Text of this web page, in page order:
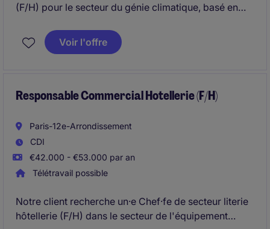
(F/H) pour le secteur du génie climatique, basé en
l'activité commerciale auprès de prescripteurs
(architectes, bureaux d'études) & répondrez aux
Voir l'offre
Responsable Commercial Hotellerie (F/H)
Paris-12e-Arrondissement
CDI
€42.000 - €53.000 par an
Télétravail possible
Notre client recherche un·e Chef·fe de secteur literie
hôtellerie (F/H) dans le secteur de l'équipement